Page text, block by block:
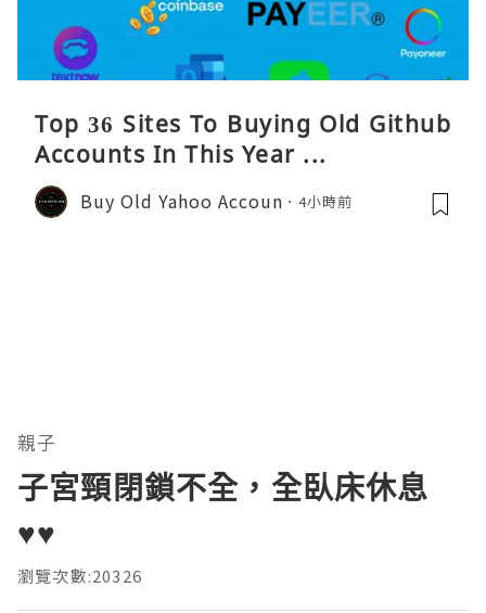
Top 36 Sites To Buying Old Github
Accounts In This Year ...
Buy Old Yahoo Accoun 4小時前
親子
子宮頸閉鎖不全，全臥床休息
♥♥
瀏覽次數:20326